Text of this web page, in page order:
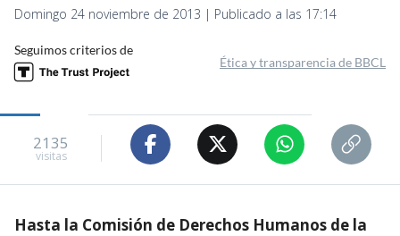
Domingo 24 noviembre de 2013 | Publicado a las 17:14
Seguimos criterios de
Ética y transparencia de BBCL
2135
visitas
Hasta la Comisión de Derechos Humanos de la